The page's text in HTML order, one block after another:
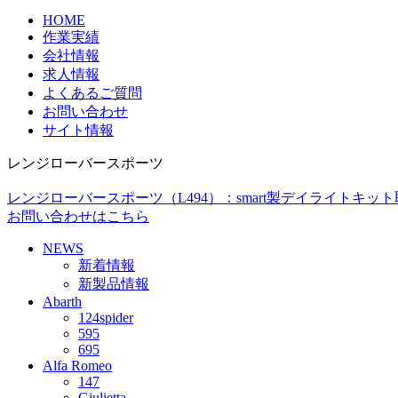
HOME
作業実績
会社情報
求人情報
よくあるご質問
お問い合わせ
サイト情報
レンジローバースポーツ
レンジローバースポーツ（L494）：smart製デイライトキット
お問い合わせはこちら
NEWS
新着情報
新製品情報
Abarth
124spider
595
695
Alfa Romeo
147